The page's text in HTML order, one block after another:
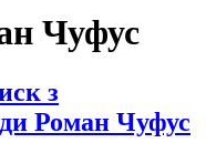
Чуфус
з
Роман Чуфус